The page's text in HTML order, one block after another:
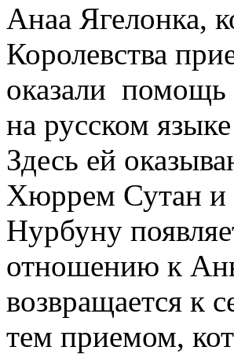
Анаа Ягелонка,
Королевства
оказали помощь
на русском
Здесь ей
Хюррем Сутан и
Нурбуну
отношению к
возвращается к
тем приемом,